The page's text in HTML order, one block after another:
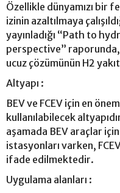
Özellikle dünyamızı bir
izinin azaltılmaya
yayınladığı “Path to
perspective” raporunda,
ucuz çözümünün H2
Altyapı :
BEV ve FCEV için en
kullanılabilecek
aşamada BEV araçlar
istasyonları varken,
ifade edilmektedir.
Uygulama alanları :